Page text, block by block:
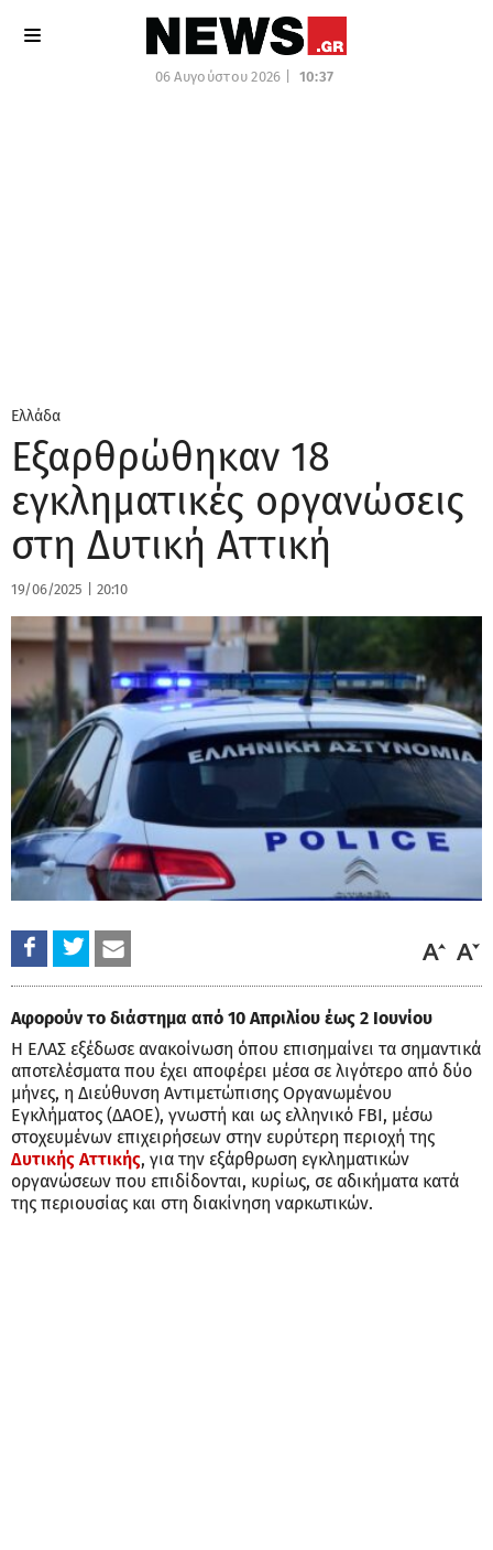
06 Αυγούστου 2026 | 10:37
Ελλάδα
Εξαρθρώθηκαν 18
εγκληματικές οργανώσεις
στη Δυτική Αττική
19/06/2025 20:10
Αφορούν το διάστημα από 10 Απριλίου έως 2 Ιουνίου
Η ΕΛΑΣ εξέδωσε ανακοίνωση όπου επισημαίνει τα σημαντικά
αποτελέσματα που έχει αποφέρει μέσα σε λιγότερο από δύο
μήνες, η Διεύθυνση Αντιμετώπισης Οργανωμένου
Εγκλήματος (ΔΑΟΕ), γνωστή και ως ελληνικό FBI, μέσω
στοχευμένων επιχειρήσεων στην ευρύτερη περιοχή της
Δυτικής Αττικής, για την εξάρθρωση εγκληματικών
οργανώσεων που επιδίδονται, κυρίως, σε αδικήματα κατά
της περιουσίας και στη διακίνηση ναρκωτικών.